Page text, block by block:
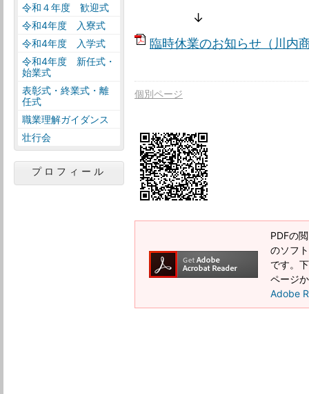
↓
臨時休業のお知らせ（川内
個別ページ
PDFの
のソフ
です。
ページ
Adobe
令和４年度 歓迎式
令和4年度 入寮式
令和4年度 入学式
令和4年度 新任式・
始業式
表彰式・終業式・離
任式
職業理解ガイダンス
壮行会
プロフィール